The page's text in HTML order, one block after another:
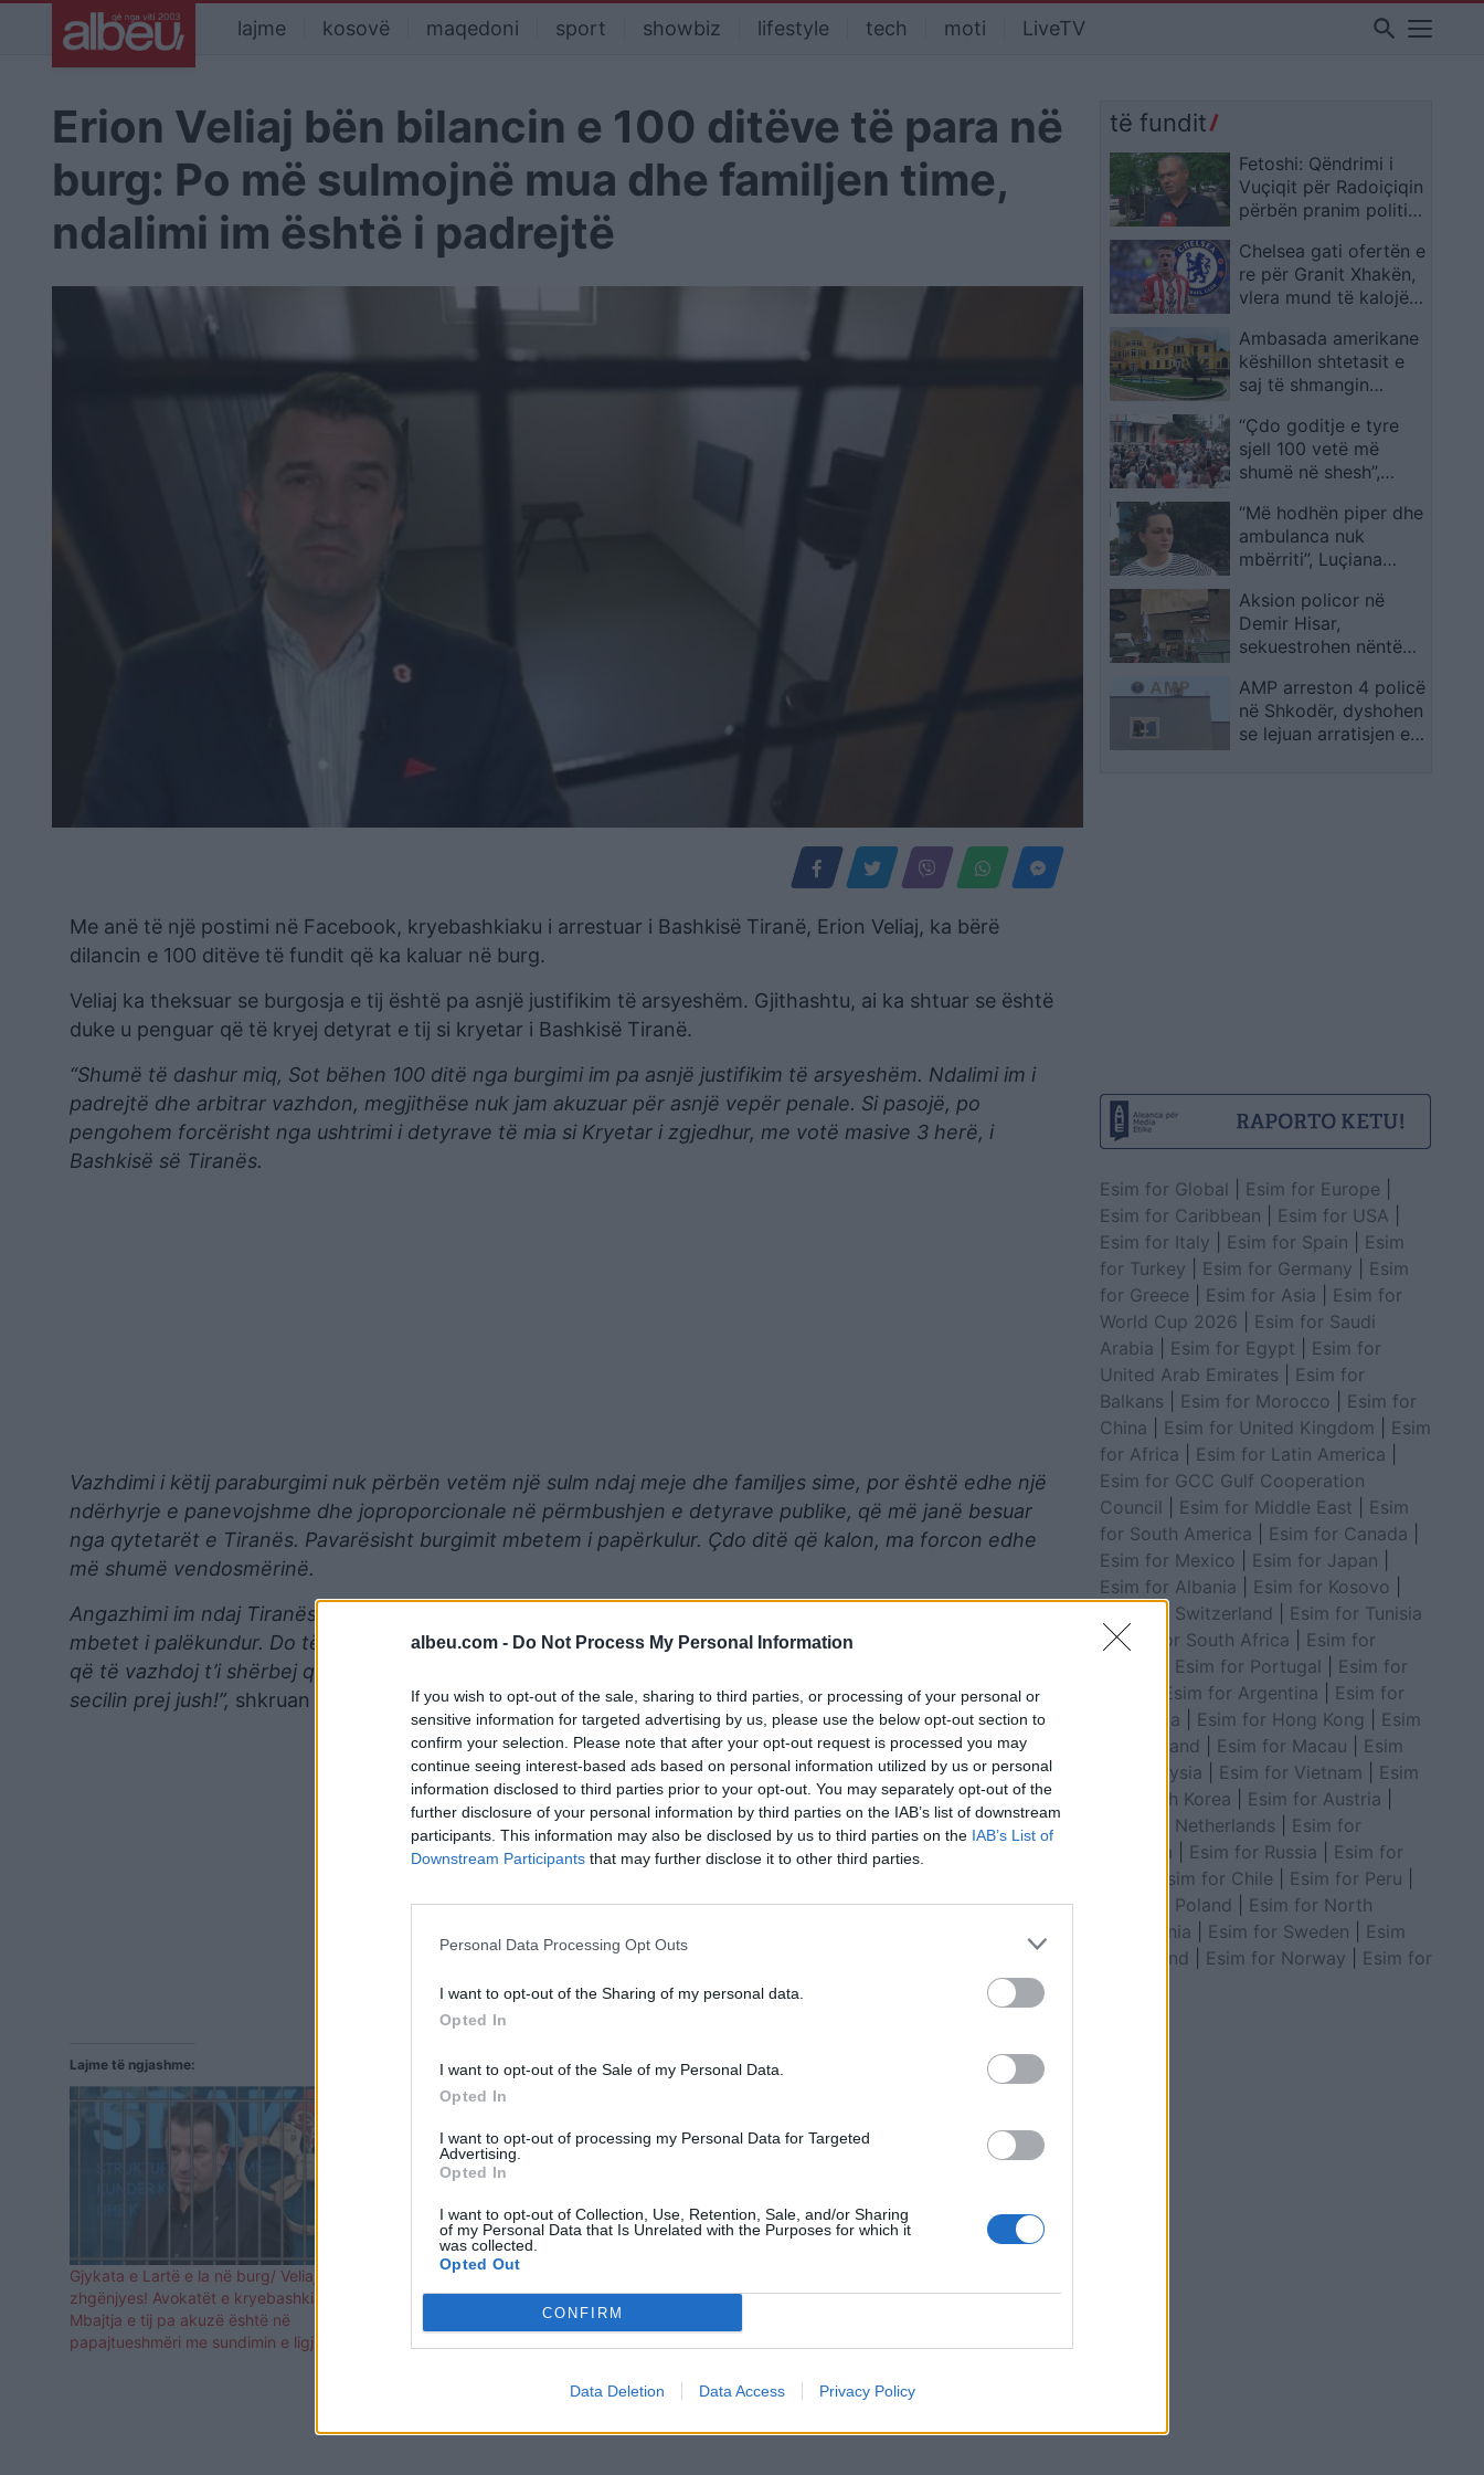
albeu.com - Do Not Process My Personal Information
If you wish to opt-out of the sale, sharing to third parties, or processing of your personal or
sensitive information for targeted advertising by us, please use the below opt-out section to
confirm your selection. Please note that after your opt-out request is processed you may
continue seeing interest-based ads based on personal information utilized by us or personal
information disclosed to third parties prior to your opt-out. You may separately opt-out of the
further disclosure of your personal information by third parties on the IAB’s list of downstream
participants. This information may also be disclosed by us to third parties on the IAB’s List of
Downstream Participants that may further disclose it to other third parties.
Personal Data Processing Opt Outs
I want to opt-out of the Sharing of my personal data.
Opted In
I want to opt-out of the Sale of my Personal Data.
Opted In
I want to opt-out of processing my Personal Data for Targeted
Advertising.
Opted In
I want to opt-out of Collection, Use, Retention, Sale, and/or Sharing
of my Personal Data that Is Unrelated with the Purposes for which it
was collected.
Opted Out
CONFIRM
Data Deletion Data Access Privacy Policy
lajme kosovë maqedoni sport showbiz lifestyle tech moti LiveTV search
Erion Veliaj bën bilancin e 100 ditëve të para në
burg: Po më sulmojnë mua dhe familjen time,
ndalimi im është i padrejtë
Me anë të një postimi në Facebook, kryebashkiaku i arrestuar i Bashkisë Tiranë, Erion Veliaj, ka bërë
dilancin e 100 ditëve të fundit që ka kaluar në burg.
Veliaj ka theksuar se burgosja e tij është pa asnjë justifikim të arsyeshëm. Gjithashtu, ai ka shtuar se është
duke u penguar që të kryej detyrat e tij si kryetar i Bashkisë Tiranë.
“Shumë të dashur miq, Sot bëhen 100 ditë nga burgimi im pa asnjë justifikim të arsyeshëm. Ndalimi im i
padrejtë dhe arbitrar vazhdon, megjithëse nuk jam akuzuar për asnjë vepër penale. Si pasojë, po
pengohem forcërisht nga ushtrimi i detyrave të mia si Kryetar i zgjedhur, me votë masive 3 herë, i
Bashkisë së Tiranës.
Vazhdimi i këtij paraburgimi nuk përbën vetëm një sulm ndaj meje dhe familjes sime, por është edhe një
ndërhyrje e panevojshme dhe joproporcionale në përmbushjen e detyrave publike, që më janë besuar
nga qytetarët e Tiranës. Pavarësisht burgimit mbetem i papërkulur. Çdo ditë që kalon, ma forcon edhe
më shumë vendosmërinë.
Angazhimi im ndaj Tiranës, ndaj jush, ndaj demokracisë, sundimit të ligjit dhe të ardhmes së Shqipërisë
mbetet i palëkundur. Do të vazhdoj të ndjek të gjitha rrugët ligjore për të siguruar lirimin tim, në mënyrë
që të vazhdoj t’i shërbej qytetit tonë të mrekullueshëm si kryebashkiaku juaj. Me mall dhe dashuri për
secilin prej jush!”, shkruan Veliaj.
Lajme të ngjashme:
Gjykata e Lartë e la në burg/ Veliaj: Vendim
zhgënjyes! Avokatët e kryebashkiakut:
Mbajtja e tij pa akuzë është në
papajtueshmëri me sundimin e ligjit
Erion Veliaj i vetëm në qeli/ Drejtoria e
Përgjithshme e Burgjeve zbardh detaje
shkeljet, i jep 6.3 mln euro vëllait të një
të fundit
Fetoshi: Qëndrimi i
Vuçiqit për Radoiçiqin
përbën pranim politik
Chelsea gati ofertën e
re për Granit Xhakën,
vlera mund të kalojë
Ambasada amerikane
këshillon shtetasit e
saj të shmangin
“Çdo goditje e tyre
sjell 100 vetë më
shumë në shesh”,
tensionet para
Kuvendit: Jemi më të
fortë, nuk ndryshojmë
policia
“Më hodhën piper dhe
ambulanca nuk
mbërriti”, Luçiana
dhunuan në furgonët
e policisë dhe kanë sy
të nxirë
Aksion policor në
Demir Hisar,
sekuestrohen nëntë
municion, ndalohen
katër persona
AMP arreston 4 policë
në Shkodër, dyshohen
se lejuan arratisjen e
Esim for Global Esim for Europe
Esim for Caribbean
Esim for USA
Esim for Italy
Esim for Spain
Esim
for Turkey
Esim for Germany
Esim
for Greece
Esim for Asia
Esim for
World Cup 2026
Esim for Saudi
Arabia
Esim for Egypt
Esim for
United Arab Emirates
Esim for
Balkans
Esim for Morocco
Esim for
China
Esim for United Kingdom
Esim
for Africa
Esim for Latin America
Esim for GCC Gulf Cooperation
Council
Esim for Middle East
Esim
for South America
Esim for Canada
Esim for Mexico
Esim for Japan
Esim for Albania
Esim for Kosovo
Esim for Switzerland
Esim for Tunisia
|Esim for South Africa
Esim for
Esim for Portugal
Esim for
Esim for Argentina
Esim for
Colombia
Esim for Hong Kong
Esim
for Thailand
Esim for Macau
Esim
for Malaysia
Esim for Vietnam
Esim
for South Korea
Esim for Austria
Esim for Netherlands
Esim for
Australia
Esim for Russia
Esim for
Esim for Chile Esim for Peru
Esim for Poland
Esim for North
Macedonia
Esim for Sweden
Esim
for Finland
Esim for Norway
Esim for